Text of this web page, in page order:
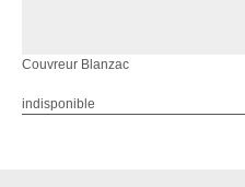
Couvreur Blanzac
indisponible